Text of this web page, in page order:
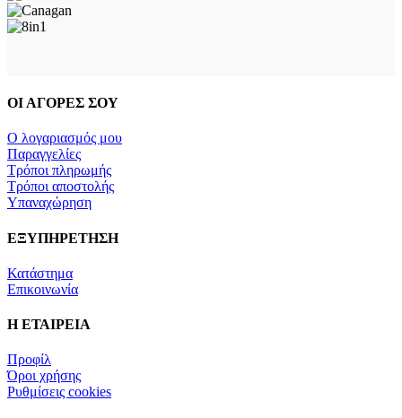
ΟΙ ΑΓΟΡΕΣ ΣΟΥ
Ο λογαριασμός μου
Παραγγελίες
Τρόποι πληρωμής
Τρόποι αποστολής
Υπαναχώρηση
ΕΞΥΠΗΡΕΤΗΣΗ
Κατάστημα
Επικοινωνία
Η ΕΤΑΙΡΕΙΑ
Προφίλ
Όροι χρήσης
Ρυθμίσεις cookies